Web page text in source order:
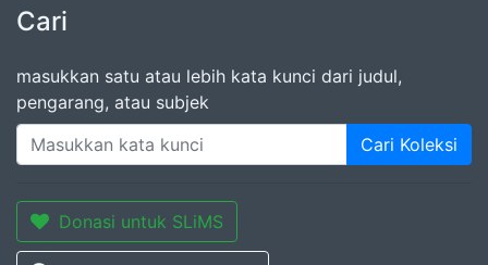
Cari
masukkan satu atau lebih kata kunci dari judul,
pengarang, atau subjek
Cari Koleksi
Donasi untuk SLiMS